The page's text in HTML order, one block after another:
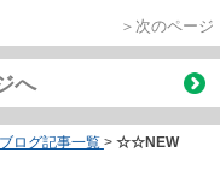
＞次のページ
へ
ブログ記事一覧 > ☆☆NEW